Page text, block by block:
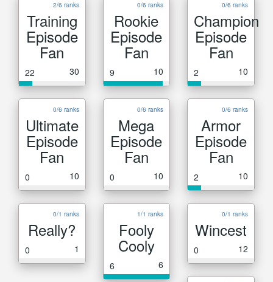
2/6 ranks
Training
Episode
Fan
22 30
0/6 ranks
Rookie
Episode
Fan
9 10
0/6 ranks
Champion
Episode
Fan
2 10
0/6 ranks
Ultimate
Episode
Fan
0 10
0/6 ranks
Mega
Episode
Fan
0 10
0/6 ranks
Armor
Episode
Fan
2 10
0/1 ranks
Really?
0 1
1/1 ranks
Fooly
Cooly
6 6
0/1 ranks
Wincest
0 12